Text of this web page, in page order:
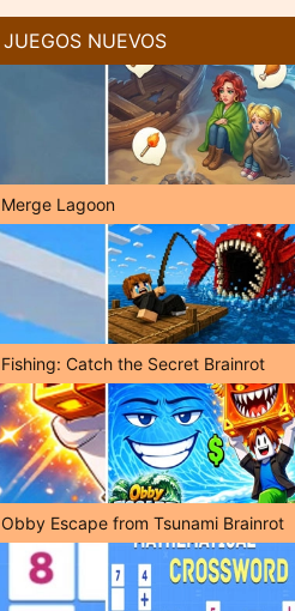
JUEGOS NUEVOS
Merge Lagoon
Fishing: Catch the Secret Brainrot
Obby Escape from Tsunami Brainrot